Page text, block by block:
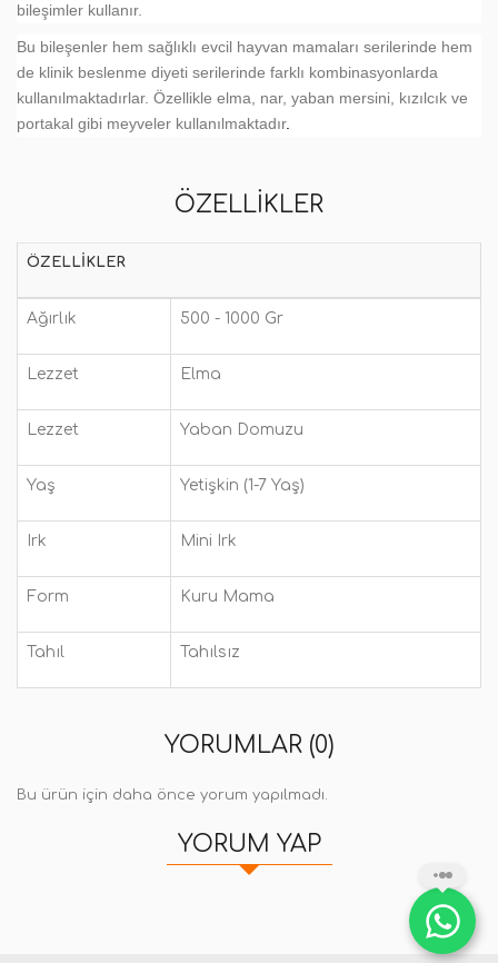
bileşimler kullanır.
Bu bileşenler hem sağlıklı evcil hayvan mamaları serilerinde hem
de klinik beslenme diyeti serilerinde farklı kombinasyonlarda
kullanılmaktadırlar. Özellikle elma, nar, yaban mersini, kızılcık ve
portakal gibi meyveler kullanılmaktadır.
ÖZELLIKLER
ÖZELLIKLER
Ağırlık 500 - 1000 Gr
Lezzet Elma
Lezzet Yaban Domuzu
Yaş Yetişkin (1-7 Yaş)
Irk Mini Irk
Form Kuru Mama
Tahıl Tahılsız
YORUMLAR (0)
Bu ürün için daha önce yorum yapılmadı.
YORUM YAP